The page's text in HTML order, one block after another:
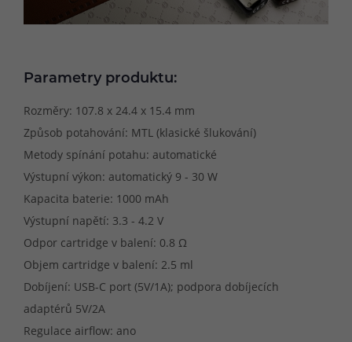
Parametry produktu:
Rozměry: 107.8 x 24.4 x 15.4 mm
Způsob potahování: MTL (klasické šlukování)
Metody spínání potahu: automatické
Výstupní výkon: automatický 9 - 30 W
Kapacita baterie: 1000 mAh
Výstupní napětí: 3.3 - 4.2 V
Odpor cartridge v balení: 0.8 Ω
Objem cartridge v balení: 2.5 ml
Dobíjení: USB-C port (5V/1A); podpora dobíjecích
adaptérů 5V/2A
Regulace airflow: ano